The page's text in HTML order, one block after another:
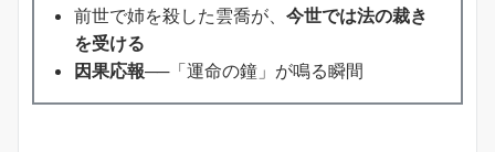
前世で姉を殺した雲喬が、 今世では法の裁き
を受ける
因果応報──「運命の鐘」が鳴る瞬間